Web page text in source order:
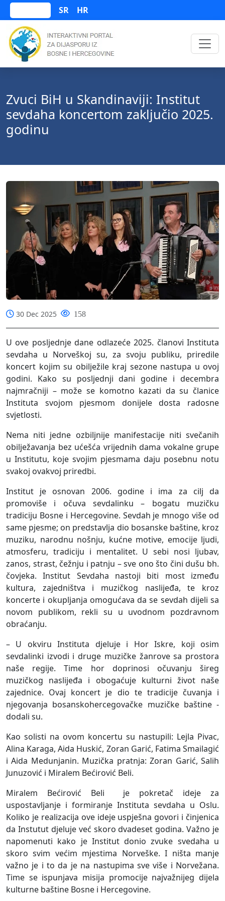
SR HR
Zvuci BiH u Skandinaviji: Institut
sevdaha koncertom zaključio 2025.
godinu
30 Dec 2025 158
U ove posljednje dane odlazeće 2025. članovi Instituta
sevdaha u Norveškoj su, za svoju publiku, priredile
koncert kojim su obilježile kraj sezone nastupa u ovoj
godini. Kako su posljednji dani godine i decembra
najmračniji – može se komotno kazati da su članice
Instituta svojom pjesmom donijele dosta radosne
svjetlosti.
Nema niti jedne ozbiljnije manifestacije niti svečanih
obilježavanja bez ućešća vrijednih dama vokalne grupe
u Institutu, koje svojim pjesmama daju posebnu notu
svakoj ovakvoj priredbi.
Institut je osnovan 2006. godine i ima za cilj da
promoviše i očuva sevdalinku – bogatu muzičku
tradiciju Bosne i Hercegovine. Sevdah je mnogo više od
same pjesme; on predstavlja dio bosanske baštine, kroz
muziku, narodnu nošnju, kućne motive, emocije ljudi,
atmosferu, tradiciju i mentalitet. U sebi nosi ljubav,
zanos, strast, čežnju i patnju – sve ono što čini dušu bh.
čovjeka. Institut Sevdaha nastoji biti most između
kultura, zajedništva i muzičkog naslijeđa, te kroz
koncerte i okupljanja omogućava da se sevdah dijeli sa
novom publikom, rekli su u uvodnom pozdravnom
obraćanju.
– U okviru Instituta djeluje i Hor Iskre, koji osim
sevdalinki izvodi i druge muzičke žanrove sa prostora
naše regije. Time hor doprinosi očuvanju šireg
muzičkog naslijeđa i obogaćuje kulturni život naše
zajednice. Ovaj koncert je dio te tradicije čuvanja i
njegovanja bosanskohercegovačke muzičke baštine -
dodali su.
Kao solisti na ovom koncertu su nastupili: Lejla Pivac,
Alina Karaga, Aida Huskić, Zoran Garić, Fatima Smailagić
i Aida Medunjanin. Muzička pratnja: Zoran Garić, Salih
Junuzović i Miralem Bećirović Beli.
Miralem Bećirović Beli je pokretač ideje za
uspostavljanje i formiranje Instituta sevdaha u Oslu.
Koliko je realizacija ove ideje uspješna govori i činjenica
da Instutut djeluje već skoro dvadeset godina. Važno je
napomenuti kako je Institut donio zvuke svedaha u
skoro svim većim mjestima Norveške. I ništa manje
važno je i to da je na nastupima sve više i Norvežana.
Time se ispunjava misija promocije najvažnijeg dijela
kulturne baštine Bosne i Hercegovine.